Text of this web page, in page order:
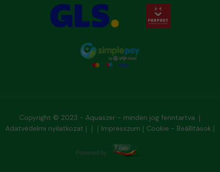
Copyright © 2023 - Aquaszer - minden jog fenntartva
Adatvédelmi nyilatkozat
Impresszum Cookie - Beállítások